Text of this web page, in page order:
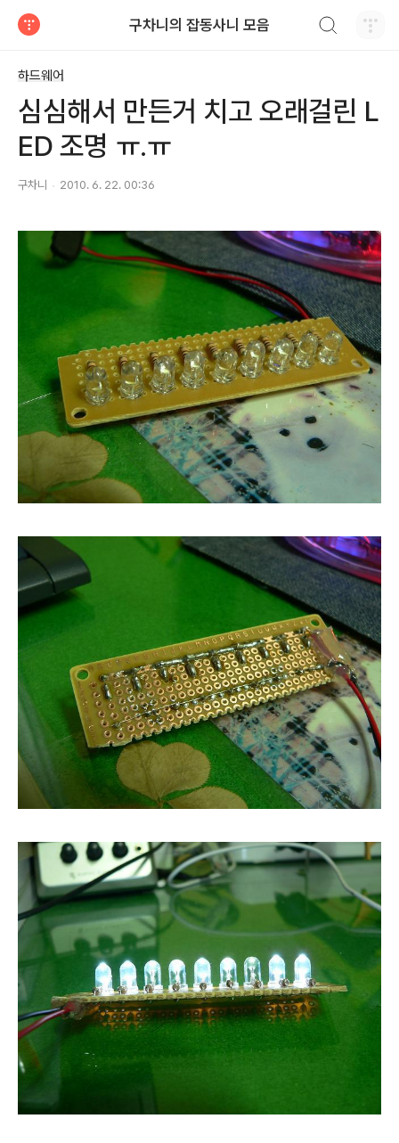
구차니의 잡동사니 모음
하드웨어
심심해서 만든거 치고 오래걸린 L
ED 조명 ㅠ.ㅠ
구차니 2010. 6. 22. 00:36